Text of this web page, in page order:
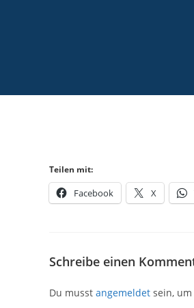
Teilen mit:
Facebook X
Schreibe einen
Du musst angemeldet sein,